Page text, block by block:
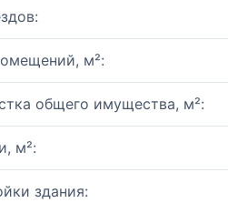
м²:
общего имущества, м²:
м²:
здания: